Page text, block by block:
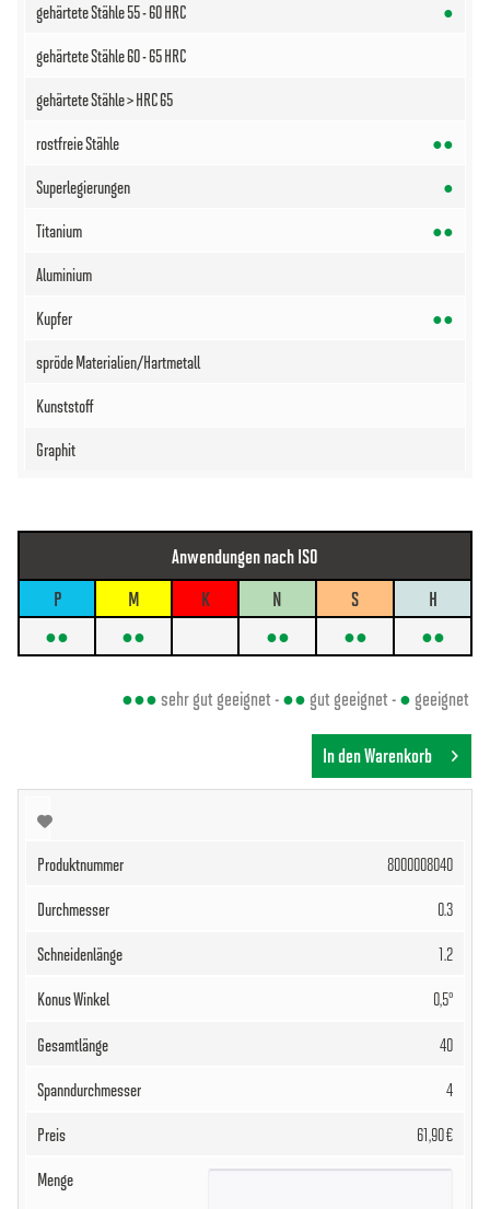
●
●●
●
●●
●●
Anwendungen nach ISO
P
M K N S
H
●●
●● ●● ●● ●●
●●●sehr gut geeignet -●● gut geeignet -● geeignet
In den Warenkorb
8000008040
0.3
1.2
0,5°
40
4
61,90 €